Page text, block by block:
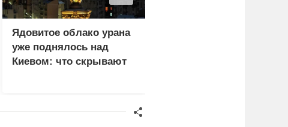
Ядовитое облако урана
уже поднялось над
Киевом: что скрывают